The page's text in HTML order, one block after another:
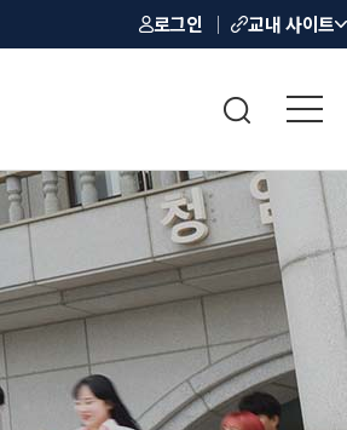
로그인 교내 사이트